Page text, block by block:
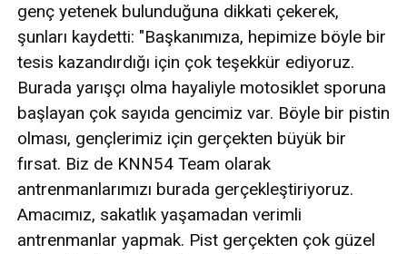
genç yetenek bulunduğuna dikkati çekerek,
şunları kaydetti: "Başkanımıza, hepimize böyle bir
tesis kazandırdığı için çok teşekkür ediyoruz.
Burada yarışçı olma hayaliyle motosiklet sporuna
başlayan çok sayıda gencimiz var. Böyle bir pistin
olması, gençlerimiz için gerçekten büyük bir
fırsat. Biz de KNN54 Team olarak
antrenmanlarımızı burada gerçekleştiriyoruz.
Amacımız, sakatlık yaşamadan verimli
antrenmanlar yapmak. Pist gerçekten çok güzel